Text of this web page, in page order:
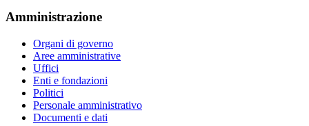
Amministrazione
Organi di governo
Aree amministrative
Uffici
Enti e fondazioni
Politici
Personale amministrativo
Documenti e dati